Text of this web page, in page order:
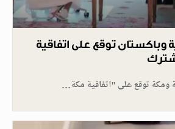
وباكستان توقع على اتفاقية
ومكة توقع على "اتفاقية مكة…